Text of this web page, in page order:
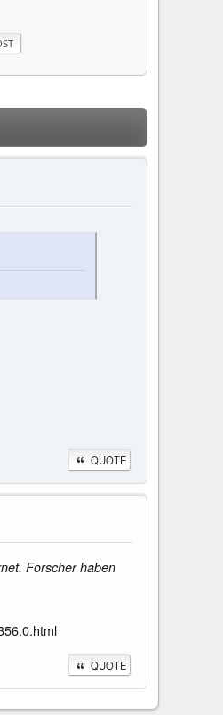
QUOTE
Forscher haben
QUOTE